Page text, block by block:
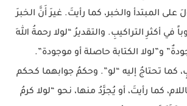
على المبتدأ والخبر، كما رأيتَ. غيرَ أَنَّ الخبرَ
أكثرِ التراكيبِ. والتقديرُ “لولا رحمةُ اللهِ
و”لولا الكتابة حاصلة أو موجودة”.
كما تحتاجُ إليه “لو”. وحكمُ جوابهما كحكم
كما رأيتَ، أو يُجرَّدُ منها، نحو “لولا كرمُ